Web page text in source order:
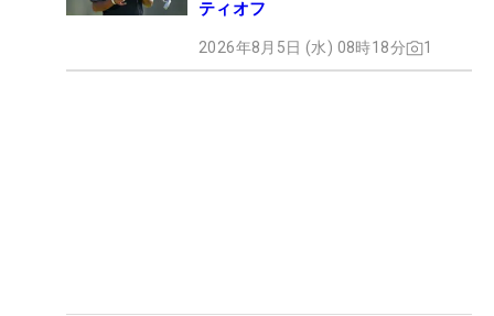
ティオフ
2026年8月5日 (水) 08時18分 1